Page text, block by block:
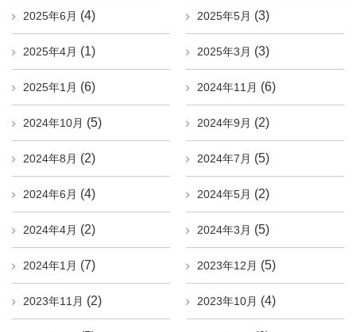
2025年6月 (4) 2025年5月 (3)
2025年4月 (1) 2025年3月 (3)
2025年1月 (6) 2024年11月 (6)
2024年10月 (5) 2024年9月 (2)
2024年8月 (2) 2024年7月 (5)
2024年6月 (4) 2024年5月 (2)
2024年4月 (2) 2024年3月 (5)
2024年1月 (7) 2023年12月 (5)
2023年11月 (2) 2023年10月 (4)